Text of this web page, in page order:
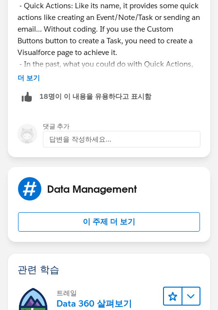
- Quick Actions: Like its name, it provides some quick
actions like creating an Event/Note/Task or sending an
email... Without coding. If you use the Custom
Buttons button to create a Task, you need to create a
Visualforce page to achieve it.
- In the past, what you could do with Quick Actions,
you can also do with Custom Buttons. But now
a custom Lightning Component, Visualforce Page,
My Summary:
If you want to open an URL or execute javascript, use
Custom Buttons.
Otherwise, use Quick Actions.
더 보기
18명이 이 내용을 유용하다고 표시함
댓글 추가
답변을 작성하세요...
Data Management
이 주제 더 보기
관련 학습
트레일
Data 360 살펴보기